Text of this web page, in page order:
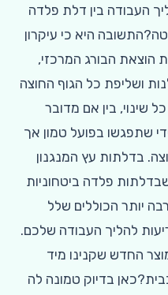
העבודה בין דלת פלדה
היא כי עיקרון
הוצאת הבורג המרכזי,
ושליפת כל הגוף החוצה
שינוי, בין אם מדובר
שתפגשו בפועל טמון אך
בדלתות עץ המנגנון
פלדה ביטחוניות
יותר הכוללים שלל
להליך העבודה שלכם.
החדש שקנינו מיד
בדיוק טמונה לה